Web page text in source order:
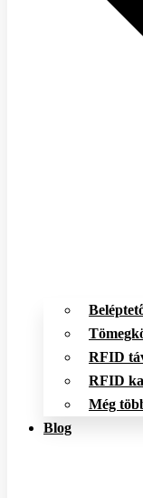
RFID
RFID
Még
Blog